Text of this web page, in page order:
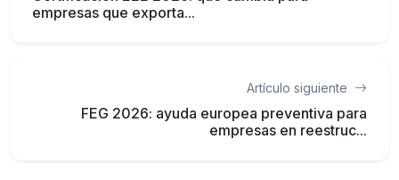
empresas que exporta...
Artículo siguiente
FEG 2026: ayuda europea preventiva para
empresas en reestruc...